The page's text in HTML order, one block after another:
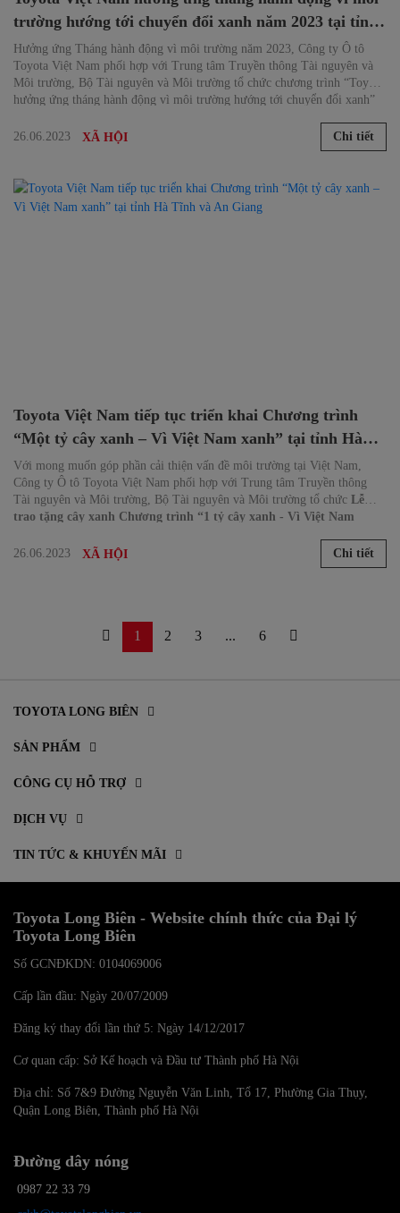
trường hướng tới chuyển đổi xanh năm 2023 tại tỉnh
Vĩnh Phúc
Hưởng ứng Tháng hành động vì môi trường năm 2023, Công ty Ô tô
Toyota Việt Nam phối hợp với Trung tâm Truyền thông Tài nguyên và
Môi trường, Bộ Tài nguyên và Môi trường tổ chức chương trình “Toyota
hưởng ứng tháng hành động vì môi trường hướng tới chuyển đổi xanh”
26.06.2023
XÃ HỘI Chi tiết
Toyota Việt Nam tiếp tục triển khai Chương trình
“Một tỷ cây xanh – Vì Việt Nam xanh” tại tỉnh Hà
Tĩnh và An Giang
Với mong muốn góp phần cải thiện vấn đề môi trường tại Việt Nam,
Công ty Ô tô Toyota Việt Nam phối hợp với Trung tâm Truyền thông
Tài nguyên và Môi trường, Bộ Tài nguyên và Môi trường tổ chức Lễ
trao tặng cây xanh Chương trình “1 tỷ cây xanh - Vì Việt Nam
26.06.2023
XÃ HỘI Chi tiết
1 2 3 ... 6
TOYOTA LONG BIÊN
SẢN PHẨM
CÔNG CỤ HỖ TRỢ
DỊCH VỤ
TIN TỨC & KHUYẾN MÃI
Toyota Long Biên - Website chính thức của Đại lý
Toyota Long Biên
Số GCNĐKDN: 0104069006
Cấp lần đầu: Ngày 20/07/2009
Đăng ký thay đổi lần thứ 5: Ngày 14/12/2017
Cơ quan cấp: Sở Kế hoạch và Đầu tư Thành phố Hà Nội
Địa chỉ: Số 7&9 Đường Nguyễn Văn Linh, Tổ 17, Phường Gia Thụy,
Quận Long Biên, Thành phố Hà Nội
Đường dây nóng
0987 22 33 79